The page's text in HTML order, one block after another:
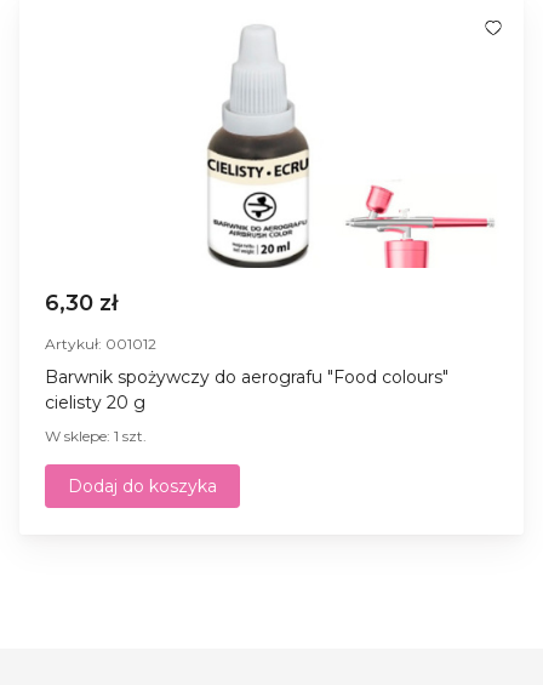
6,30 zł
Artykuł: 001012
Barwnik spożywczy do aerografu "Food colours"
cielisty 20 g
W sklepe: 1 szt.
Dodaj do koszyka